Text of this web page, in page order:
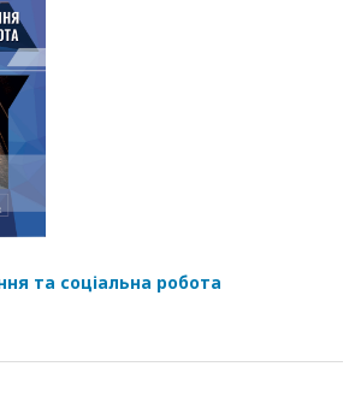
та соціальна робота